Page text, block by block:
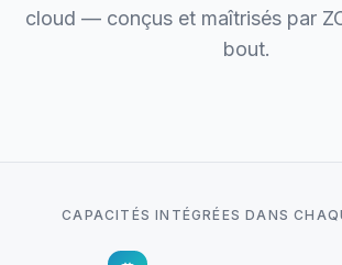
cloud — conçus et maîtrisés par
bout.
CAPACITÉS INTÉGRÉES DANS